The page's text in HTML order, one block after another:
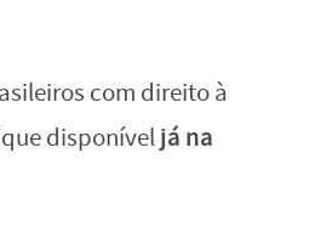
com direito à
disponíveljá na